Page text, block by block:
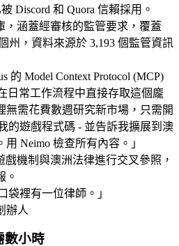
Discord 和 Quora 信賴採用。
，涵蓋經審核的監管要求，覆蓋
州，資料來源於 3,193 個監管資訊
的 Model Context Protocol (MCP)
日常工作流程中直接存取這個龐
無需花費數週研究新市場，只需開
的遊戲程式碼 - 並告訴我擴展到澳
Neimo 檢查所有內容。」
戲機制與澳洲法律進行交叉參照，
。
袋裡有一位律師。」
辦人
數小時